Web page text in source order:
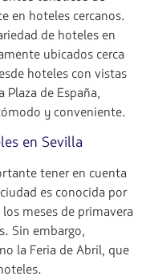
en hoteles cercanos.
de hoteles en
ubicados cerca
hoteles con vistas
Plaza de España,
y conveniente.
en Sevilla
tener en cuenta
es conocida por
meses de primavera
Sin embargo,
la Feria de Abril, que